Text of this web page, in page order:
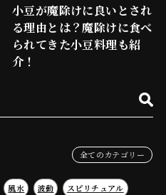
小豆が魔除けに良いとされ
る理由とは？魔除けに食べ
られてきた小豆料理も紹
介！
全てのカテゴリー
風水 波動 スピリチュアル